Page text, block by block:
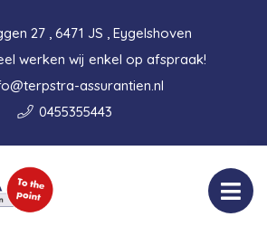
27 , 6471 JS , Eygelshoven
werken wij enkel op afspraak!
assurantien.nl
0455355443